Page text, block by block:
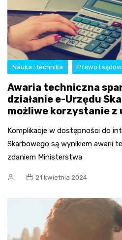
Nauka i technika Prawo i
Awaria techniczna
działanie e-Urzędu
możliwe korzystanie z
Komplikacje w dostępności do
Skarbowego są wynikiem awarii
zdaniem Ministerstwa
21 kwietnia 2024